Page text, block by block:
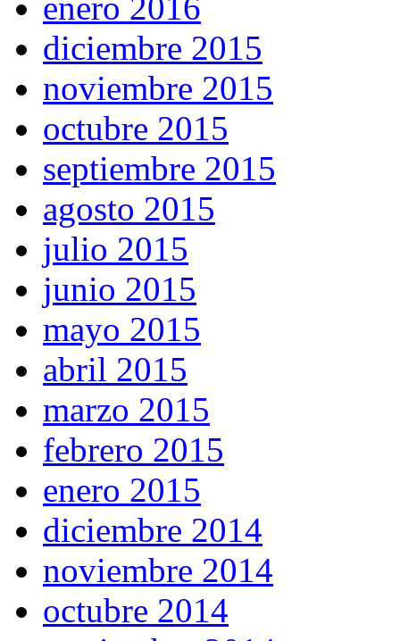
enero 2016
diciembre 2015
noviembre 2015
octubre 2015
septiembre 2015
agosto 2015
julio 2015
junio 2015
mayo 2015
abril 2015
marzo 2015
febrero 2015
enero 2015
diciembre 2014
noviembre 2014
octubre 2014